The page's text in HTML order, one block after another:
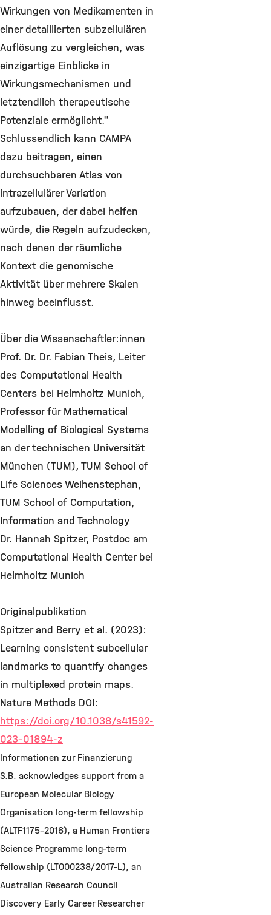
Wirkungen von Medikamenten in
einer detaillierten subzellulären
Auflösung zu vergleichen, was
einzigartige Einblicke in
Wirkungsmechanismen und
letztendlich therapeutische
Potenziale ermöglicht."
Schlussendlich kann CAMPA
dazu beitragen, einen
durchsuchbaren Atlas von
intrazellulärer Variation
aufzubauen, der dabei helfen
würde, die Regeln aufzudecken,
nach denen der räumliche
Kontext die genomische
Aktivität über mehrere Skalen
hinweg beeinflusst.
Über die Wissenschaftler:innen
Prof. Dr. Dr. Fabian Theis, Leiter
des Computational Health
Centers bei Helmholtz Munich,
Professor für Mathematical
Modelling of Biological Systems
an der technischen Universität
München (TUM), TUM School of
Life Sciences Weihenstephan,
TUM School of Computation,
Information and Technology
Dr. Hannah Spitzer, Postdoc am
Computational Health Center bei
Helmholtz Munich
Originalpublikation
Spitzer and Berry et al. (2023):
Learning consistent subcellular
landmarks to quantify changes
in multiplexed protein maps.
Nature Methods DOI:
https://doi.org/10.1038/s41592-
023-01894-z
Informationen zur Finanzierung
S.B. acknowledges support from a
European Molecular Biology
Organisation long-term fellowship
(ALTF1175-2016), a Human Frontiers
Science Programme long-term
fellowship (LT000238/2017-L), an
Australian Research Council
Discovery Early Career Researcher